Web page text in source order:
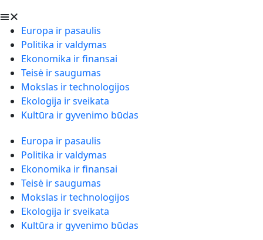
Europa ir pasaulis
Politika ir valdymas
Ekonomika ir finansai
Teisė ir saugumas
Mokslas ir technologijos
Ekologija ir sveikata
Kultūra ir gyvenimo būdas
Europa ir pasaulis
Politika ir valdymas
Ekonomika ir finansai
Teisė ir saugumas
Mokslas ir technologijos
Ekologija ir sveikata
Kultūra ir gyvenimo būdas